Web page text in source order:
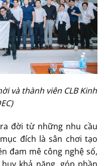
và thành viên CLB Kinh
ra đời từ những nhu cầu
đích là sân chơi tạo
đam mê công nghệ số,